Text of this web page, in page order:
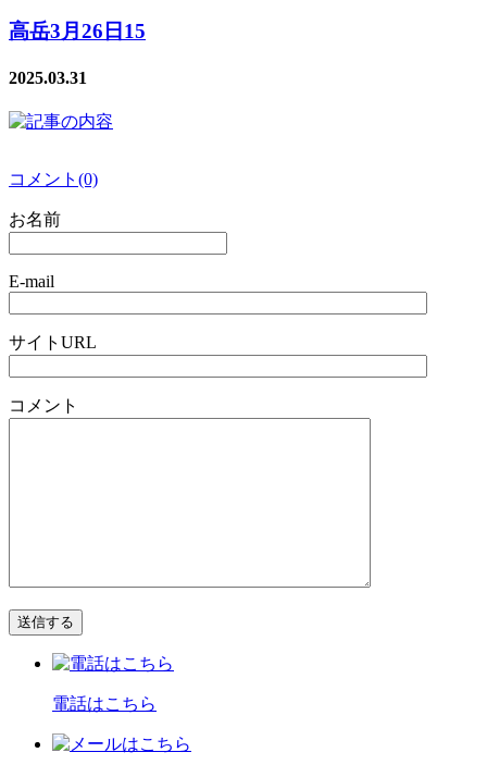
高岳3月26日15
2025.03.31
コメント(0)
お名前
E-mail
サイトURL
コメント
電話はこちら